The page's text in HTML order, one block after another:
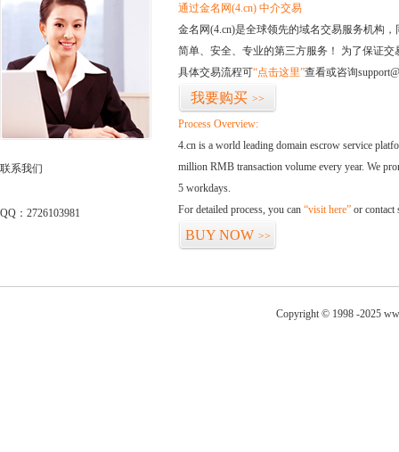
联系我们
QQ：2726103981
通过金名网(4.cn) 中介交易
金名网(4.cn)是全球领先的域名交易服务机构
简单、安全、专业的第三方服务！ 为了保证
具体交易流程可“点击这里”查看或咨询
我要购买 >>
Process Overview:
4.cn is a world leading domain escrow service
million RMB transaction volume every year. We
5 workdays.
For detailed process, you can “visit here” or contact
BUY NOW >>
Copyright © 1998 -2025